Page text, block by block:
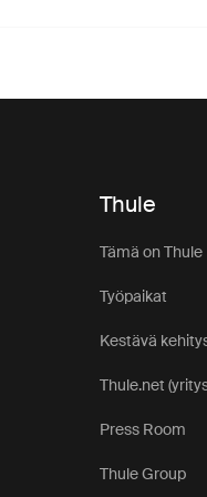
Thule
Tämä on Thule
Työpaikat
Kestävä
Thule.net
Press Room
Thule Group